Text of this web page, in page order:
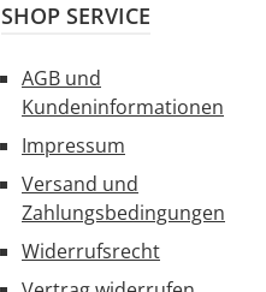
SHOP SERVICE
AGB und
Kundeninformationen
Impressum
Versand und
Zahlungsbedingungen
Widerrufsrecht